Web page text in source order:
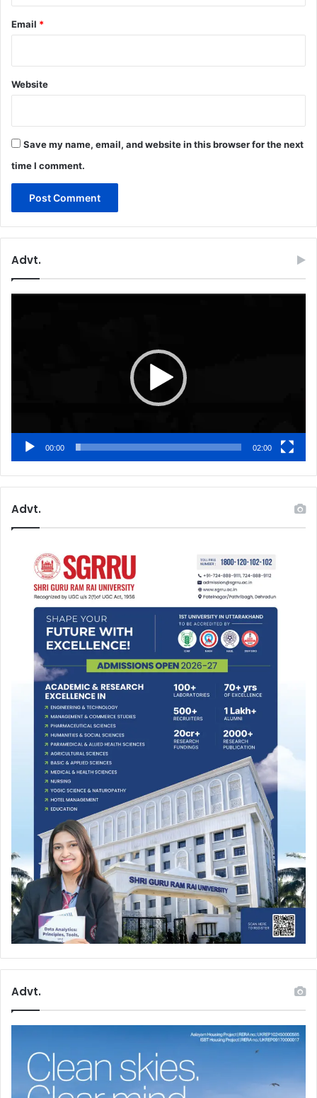
Email *
Website
Save my name, email, and website in this browser for the next
time I comment.
Advt.
00:00 02:00
Advt.
Advt.